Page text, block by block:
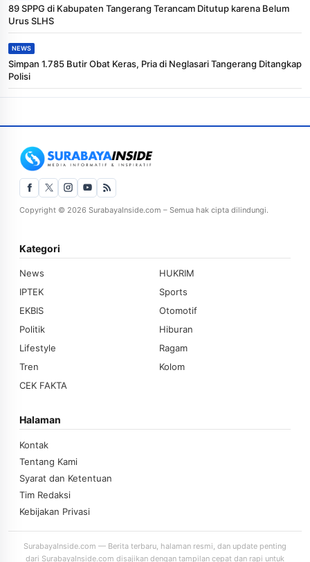
89 SPPG di Kabupaten Tangerang Terancam Ditutup karena Belum
Urus SLHS
NEWS
Simpan 1.785 Butir Obat Keras, Pria di Neglasari Tangerang Ditangkap
Polisi
Copyright © 2026 SurabayaInside.com – Semua hak cipta dilindungi.
Kategori
News
HUKRIM
IPTEK
Sports
EKBIS
Otomotif
Politik
Hiburan
Lifestyle
Ragam
Tren
Kolom
CEK FAKTA
Halaman
Kontak
Tentang Kami
Syarat dan Ketentuan
Tim Redaksi
Kebijakan Privasi
SurabayaInside.com — Berita terbaru, halaman resmi, dan update penting
dari SurabayaInside.com disajikan dengan tampilan cepat dan rapi untuk